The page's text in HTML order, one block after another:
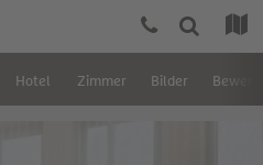
Hotel Zimmer Bilder